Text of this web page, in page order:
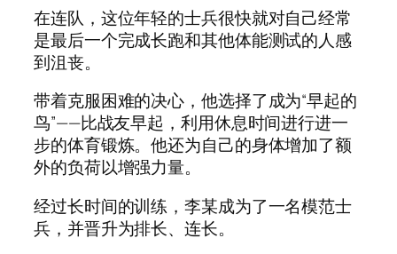
在连队，这位年轻的士兵很快就对自己经常
是最后一个完成长跑和其他体能测试的人感
到沮丧。
带着克服困难的决心，他选择了成为“早起的
鸟”——比战友早起，利用休息时间进行进一
步的体育锻炼。他还为自己的身体增加了额
外的负荷以增强力量。
经过长时间的训练，李某成为了一名模范士
兵，并晋升为排长、连长。